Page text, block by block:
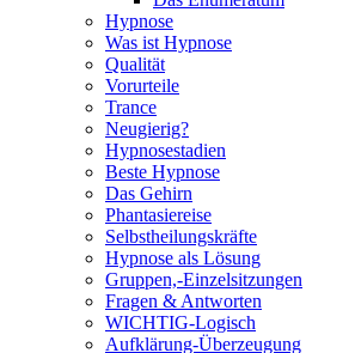
Hypnose
Was ist Hypnose
Qualität
Vorurteile
Trance
Neugierig?
Hypnosestadien
Beste Hypnose
Das Gehirn
Phantasiereise
Selbstheilungskräfte
Hypnose als Lösung
Gruppen,-Einzelsitzungen
Fragen & Antworten
WICHTIG-Logisch
Aufklärung-Überzeugung